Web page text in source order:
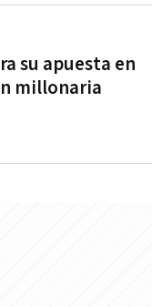
su apuesta en
millonaria